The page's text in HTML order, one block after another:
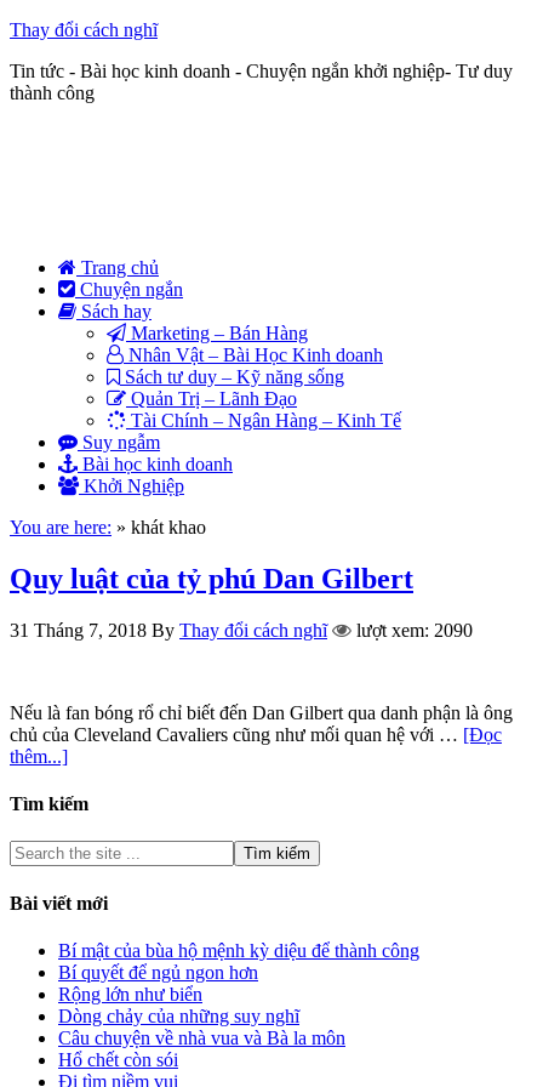
Thay đổi cách nghĩ
Tin tức - Bài học kinh doanh - Chuyện ngắn khởi nghiệp- Tư duy
thành công
Trang chủ
Chuyện ngắn
Sách hay
Marketing – Bán Hàng
Nhân Vật – Bài Học Kinh doanh
Sách tư duy – Kỹ năng sống
Quản Trị – Lãnh Đạo
Tài Chính – Ngân Hàng – Kinh Tế
Suy ngẫm
Bài học kinh doanh
Khởi Nghiệp
You are here: » khát khao
Quy luật của tỷ phú Dan Gilbert
31 Tháng 7, 2018 By Thay đổi cách nghĩ lượt xem: 2090
Nếu là fan bóng rổ chỉ biết đến Dan Gilbert qua danh phận là ông
chủ của Cleveland Cavaliers cũng như mối quan hệ với … [Đọc
thêm...]
Tìm kiếm
Bài viết mới
Bí mật của bùa hộ mệnh kỳ diệu để thành công
Bí quyết để ngủ ngon hơn
Rộng lớn như biển
Dòng chảy của những suy nghĩ
Câu chuyện về nhà vua và Bà la môn
Hổ chết còn sói
Đi tìm niềm vui